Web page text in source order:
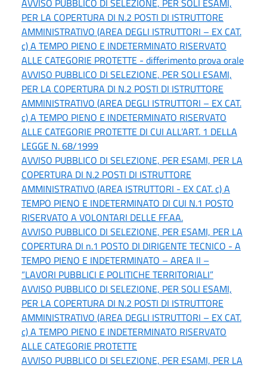
PER LA COPERTURA DI N.2 POSTI DI ISTRUTTORE
AMMINISTRATIVO (AREA DEGLI ISTRUTTORI – EX CAT.
c) A TEMPO PIENO E INDETERMINATO RISERVATO
ALLE CATEGORIE PROTETTE - differimento prova orale
AVVISO PUBBLICO DI SELEZIONE, PER SOLI ESAMI,
PER LA COPERTURA DI N.2 POSTI DI ISTRUTTORE
AMMINISTRATIVO (AREA DEGLI ISTRUTTORI – EX CAT.
c) A TEMPO PIENO E INDETERMINATO RISERVATO
ALLE CATEGORIE PROTETTE DI CUI ALL’ART. 1 DELLA
LEGGE N. 68/1999
AVVISO PUBBLICO DI SELEZIONE, PER ESAMI, PER LA
COPERTURA DI N.2 POSTI DI ISTRUTTORE
AMMINISTRATIVO (AREA ISTRUTTORI - EX CAT. c) A
TEMPO PIENO E INDETERMINATO DI CUI N.1 POSTO
RISERVATO A VOLONTARI DELLE FF.AA.
AVVISO PUBBLICO DI SELEZIONE, PER ESAMI, PER LA
COPERTURA DI n.1 POSTO DI DIRIGENTE TECNICO - A
TEMPO PIENO E INDETERMINATO – AREA II –
“LAVORI PUBBLICI E POLITICHE TERRITORIALI”
AVVISO PUBBLICO DI SELEZIONE, PER SOLI ESAMI,
PER LA COPERTURA DI N.2 POSTI DI ISTRUTTORE
AMMINISTRATIVO (AREA DEGLI ISTRUTTORI – EX CAT.
c) A TEMPO PIENO E INDETERMINATO RISERVATO
ALLE CATEGORIE PROTETTE
AVVISO PUBBLICO DI SELEZIONE, PER ESAMI, PER LA